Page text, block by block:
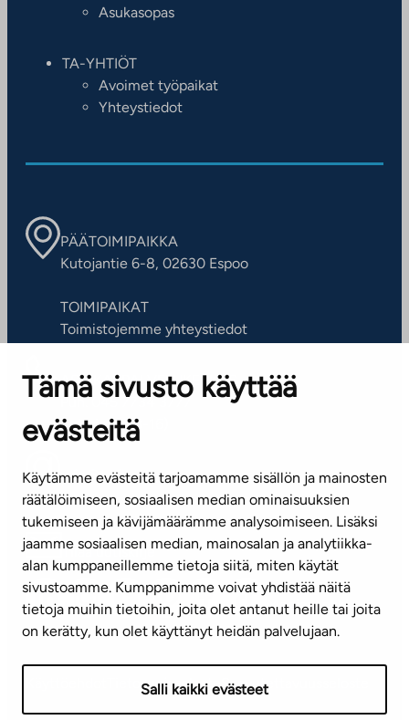
Tämä sivusto käyttää
evästeitä
Käytämme evästeitä tarjoamamme sisällön ja mainosten
räätälöimiseen, sosiaalisen median ominaisuuksien
tukemiseen ja kävijämäärämme analysoimiseen. Lisäksi
jaamme sosiaalisen median, mainosalan ja analytiikka-
alan kumppaneillemme tietoja siitä, miten käytät
sivustoamme. Kumppanimme voivat yhdistää näitä
tietoja muihin tietoihin, joita olet antanut heille tai joita
on kerätty, kun olet käyttänyt heidän palvelujaan.
Salli kaikki evästeet
Asukasopas
TA-YHTIÖT
Avoimet työpaikat
Yhteystiedot
PÄÄTOIMIPAIKKA
Kutojantie 6-8, 02630 Espoo
TOIMIPAIKAT
Toimistojemme yhteystiedot
ASIAKASPALVELUKESKUS
Puh. 045 7734 3777
(arkisin klo 8-16)
info@ta.fi
Tilaa uutiskirje
Mediapankki
TietosuojaselosteSaavutettavuusseloste